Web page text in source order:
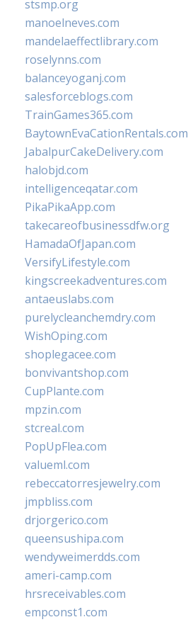
stsmp.org
manoelneves.com
mandelaeffectlibrary.com
roselynns.com
balanceyoganj.com
salesforceblogs.com
TrainGames365.com
BaytownEvaCationRentals.com
JabalpurCakeDelivery.com
halobjd.com
intelligenceqatar.com
PikaPikaApp.com
takecareofbusinessdfw.org
HamadaOfJapan.com
VersifyLifestyle.com
kingscreekadventures.com
antaeuslabs.com
purelycleanchemdry.com
WishOping.com
shoplegacee.com
bonvivantshop.com
CupPlante.com
mpzin.com
stcreal.com
PopUpFlea.com
valueml.com
rebeccatorresjewelry.com
jmpbliss.com
drjorgerico.com
queensushipa.com
wendyweimerdds.com
ameri-camp.com
hrsreceivables.com
empconst1.com